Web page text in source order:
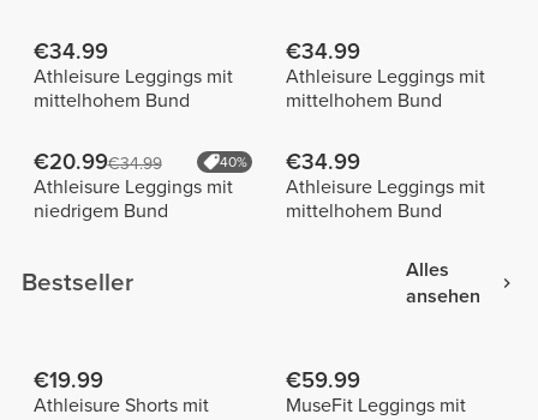
€34.99
Athleisure Leggings mit
mittelhohem Bund
€34.99
Athleisure Leggings mit
mittelhohem Bund
€20.99€34.99 40%
Athleisure Leggings mit
niedrigem Bund
€34.99
Athleisure Leggings mit
mittelhohem Bund
Bestseller
Alles
ansehen
€19.99
Athleisure Shorts mit
€59.99
MuseFit Leggings mit